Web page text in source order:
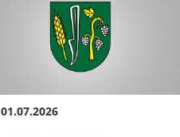
01.07.2026